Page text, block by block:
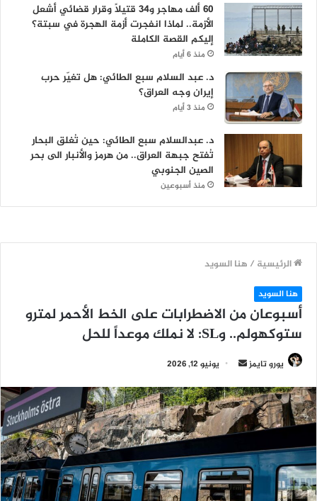
60 ألف مهاجر و34 قتيلاً وقرار قضائي أشعل
الأزمة.. لماذا انفجرت أزمة الهجرة في سبتة؟
إليكم القصة الكاملة
منذ 6 أيام
د. عبد السلام سبع الطائي: هل تغيّر حرب
إيران وجه العراق؟
منذ 3 أيام
د. عبدالسلام سبع الطائي: حين تُغلق البحار
تُفتح جبهة العراق.. من هرمز والأنبار الى بحر
الصين الجنوبي
منذ أسبوعين